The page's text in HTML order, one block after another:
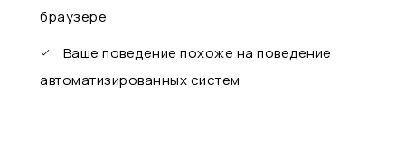
браузере
Ваше поведение похоже на поведение
автоматизированных систем